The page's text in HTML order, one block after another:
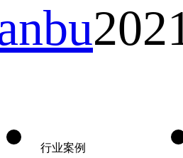
行业案例